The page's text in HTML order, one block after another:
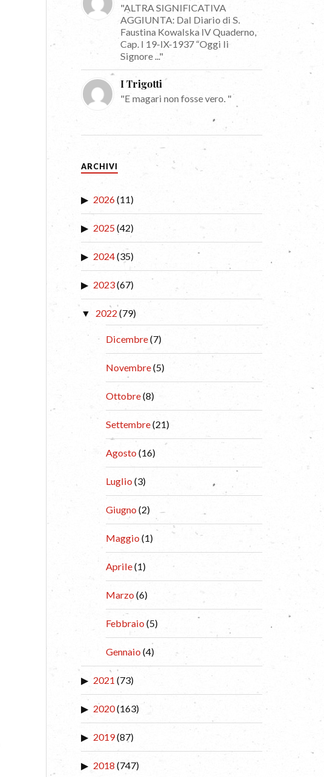
"ALTRA SIGNIFICATIVA
AGGIUNTA: Dal Diario di S.
Faustina Kowalska IV Quaderno,
Cap. I 19-IX-1937 “Oggi li
Signore ..."
I Trigotti
"E magari non fosse vero. "
ARCHIVI
2026(11)
2025(42)
2024(35)
2023(67)
2022 (79)
Dicembre(7)
Novembre(5)
Ottobre(8)
Settembre(21)
Agosto(16)
Luglio(3)
Giugno(2)
Maggio(1)
Aprile(1)
Marzo(6)
Febbraio(5)
Gennaio(4)
2021 (73)
2020(163)
2019(87)
2018(747)